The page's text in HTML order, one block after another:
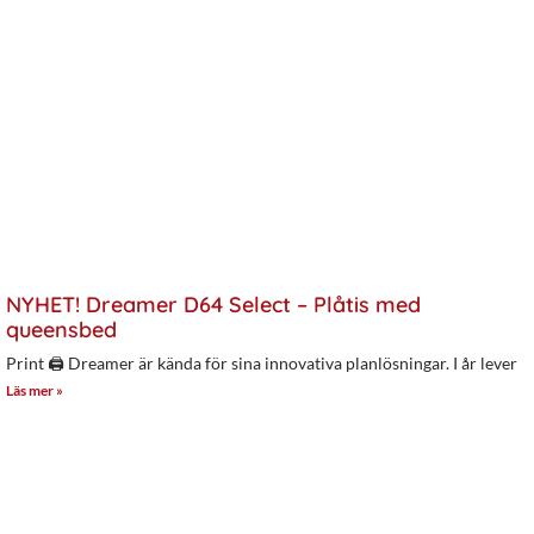
NYHET! Dreamer D64 Select – Plåtis med
queensbed
Print 🖨 Dreamer är kända för sina innovativa planlösningar. I år lever
Läs mer »